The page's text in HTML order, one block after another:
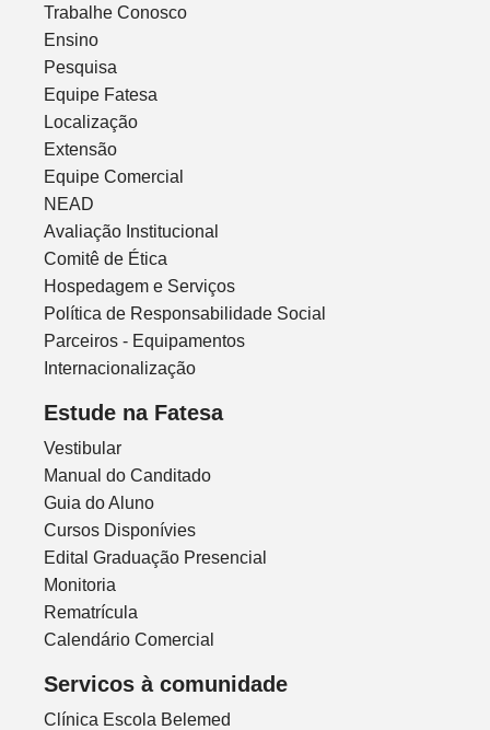
Trabalhe Conosco
Ensino
Pesquisa
Equipe Fatesa
Localização
Extensão
Equipe Comercial
NEAD
Avaliação Institucional
Comitê de Ética
Hospedagem e Serviços
Política de Responsabilidade Social
Parceiros - Equipamentos
Internacionalização
Estude na Fatesa
Vestibular
Manual do Canditado
Guia do Aluno
Cursos Disponívies
Edital Graduação Presencial
Monitoria
Rematrícula
Calendário Comercial
Servicos à comunidade
Clínica Escola Belemed